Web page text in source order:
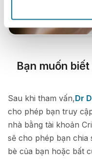
Bạn muốn
Sau khi tham vấn,Dr
cho phép bạn truy
nhà bằng tài khoản
sẽ cho phép bạn chia
bè của bạn hoặc bất